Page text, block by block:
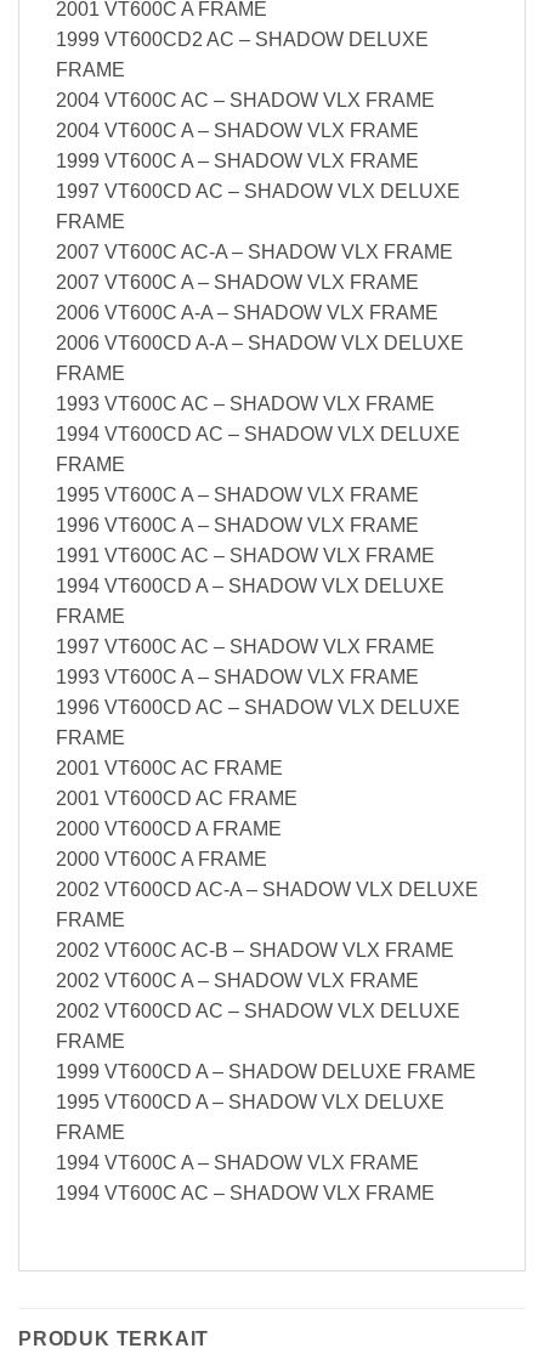
2001 VT600C A FRAME
1999 VT600CD2 AC – SHADOW DELUXE
FRAME
2004 VT600C AC – SHADOW VLX FRAME
2004 VT600C A – SHADOW VLX FRAME
1999 VT600C A – SHADOW VLX FRAME
1997 VT600CD AC – SHADOW VLX DELUXE
FRAME
2007 VT600C AC-A – SHADOW VLX FRAME
2007 VT600C A – SHADOW VLX FRAME
2006 VT600C A-A – SHADOW VLX FRAME
2006 VT600CD A-A – SHADOW VLX DELUXE
FRAME
1993 VT600C AC – SHADOW VLX FRAME
1994 VT600CD AC – SHADOW VLX DELUXE
FRAME
1995 VT600C A – SHADOW VLX FRAME
1996 VT600C A – SHADOW VLX FRAME
1991 VT600C AC – SHADOW VLX FRAME
1994 VT600CD A – SHADOW VLX DELUXE
FRAME
1997 VT600C AC – SHADOW VLX FRAME
1993 VT600C A – SHADOW VLX FRAME
1996 VT600CD AC – SHADOW VLX DELUXE
FRAME
2001 VT600C AC FRAME
2001 VT600CD AC FRAME
2000 VT600CD A FRAME
2000 VT600C A FRAME
2002 VT600CD AC-A – SHADOW VLX DELUXE
FRAME
2002 VT600C AC-B – SHADOW VLX FRAME
2002 VT600C A – SHADOW VLX FRAME
2002 VT600CD AC – SHADOW VLX DELUXE
FRAME
1999 VT600CD A – SHADOW DELUXE FRAME
1995 VT600CD A – SHADOW VLX DELUXE
FRAME
1994 VT600C A – SHADOW VLX FRAME
1994 VT600C AC – SHADOW VLX FRAME
PRODUK TERKAIT